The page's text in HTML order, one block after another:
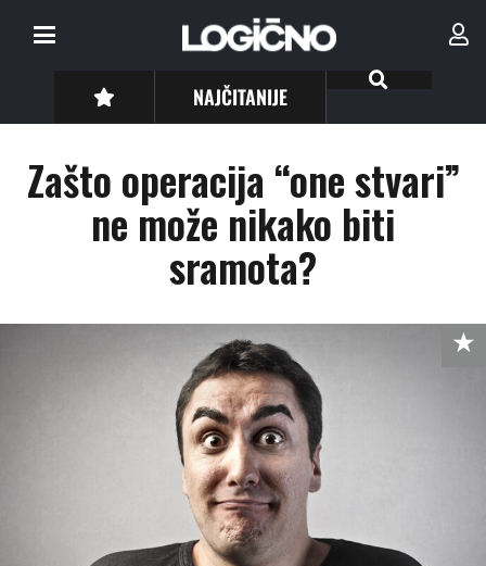
NAJČITANIJE
Zašto operacija “one stvari”
ne može nikako biti
sramota?